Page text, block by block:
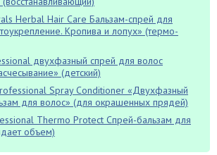
Herbal Hair Care Бальзам-спрей для
Кропива и лопух» (термо-
двухфазный спрей для волос
(детский)
Spray Conditioner «Двухфазный
для волос» (для окрашенных прядей)
Thermo Protect Спрей-бальзам для
объем)